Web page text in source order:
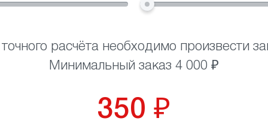
расчёта необходимо произвести
Минимальный заказ 4 000 ₽
350 ₽